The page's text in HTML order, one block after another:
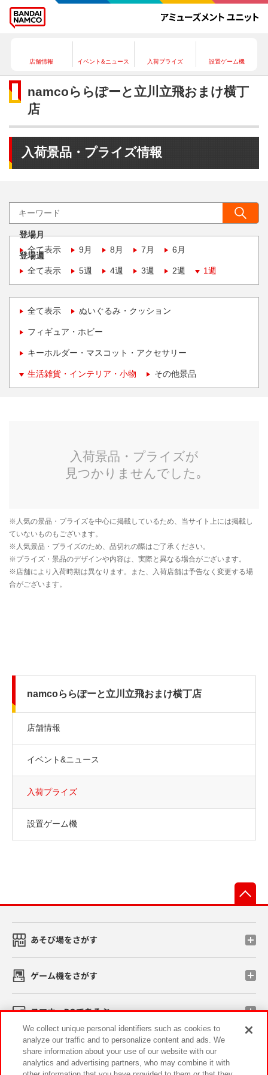
店舗情報 イベント&ニュース 入荷プライズ 設置ゲーム機
namcoららぽーと立川立飛おまけ横丁
店
入荷景品・プライズ情報
登場月
全て表示
9月 8月 7月 6月
登場週
全て表示
5週 4週 3週 2週 1週
全て表示 ぬいぐるみ・クッション
フィギュア・ホビー
キーホルダー・マスコット・アクセサリー
生活雑貨・インテリア・小物 その他景品
namcoららぽーと立川立飛おまけ横丁店
店舗情報
イベント&ニュース
入荷プライズ
設置ゲーム機
あそび場をさがす
ゲーム機をさがす
スマホ・PCであそぶ
イベント・キャンペーン
We collect unique personal identifiers such as cookies to
analyze our traffic and to personalize content and ads. We
share information about your use of our website with our
analytics and advertising partners, who may combine it with